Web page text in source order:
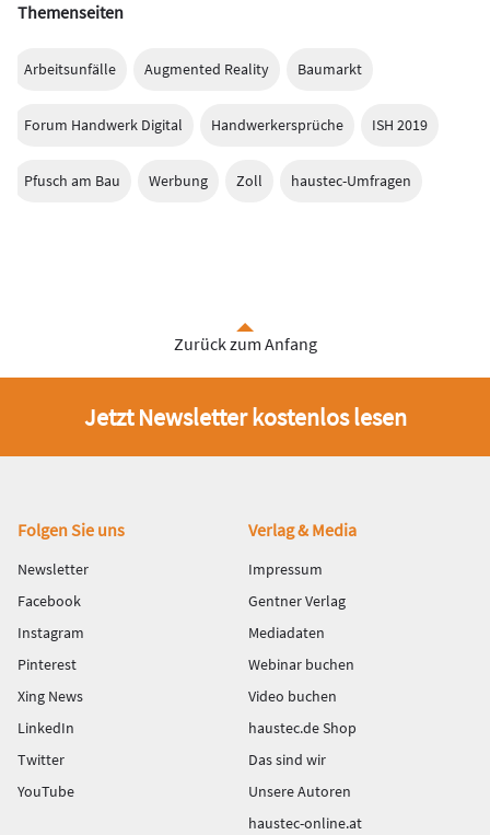
Themenseiten
Arbeitsunfälle Augmented Reality Baumarkt
Forum Handwerk Digital Handwerkersprüche ISH 2019
Pfusch am Bau Werbung Zoll haustec-Umfragen
Zurück zum Anfang
Jetzt Newsletter kostenlos lesen
Fußbereich
Folgen Sie uns
Newsletter
Facebook
Instagram
Pinterest
Xing News
LinkedIn
Twitter
YouTube
Verlag & Media
Impressum
Gentner Verlag
Mediadaten
Webinar buchen
Video buchen
haustec.de Shop
Das sind wir
Unsere Autoren
haustec-online.at